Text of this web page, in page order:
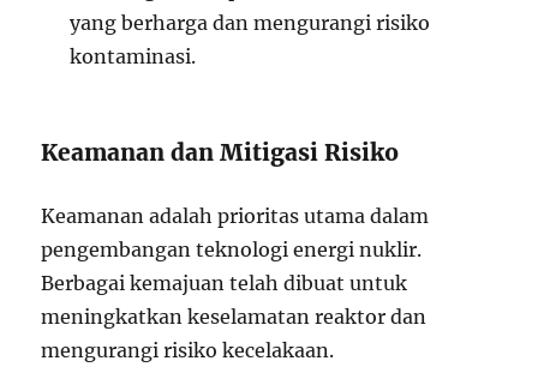
yang berharga dan mengurangi risiko
kontaminasi.
Keamanan dan Mitigasi Risiko
Keamanan adalah prioritas utama dalam
pengembangan teknologi energi nuklir.
Berbagai kemajuan telah dibuat untuk
meningkatkan keselamatan reaktor dan
mengurangi risiko kecelakaan.